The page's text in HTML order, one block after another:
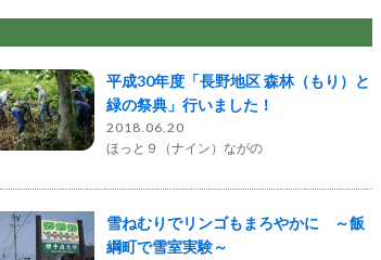
平成30年度「長野地区 森林（もり）と
緑の祭典」行いました！
2018.06.20
ほっと９（ナイン）ながの
雪ねむりでリンゴもまろやかに ～飯
綱町で雪室実験～